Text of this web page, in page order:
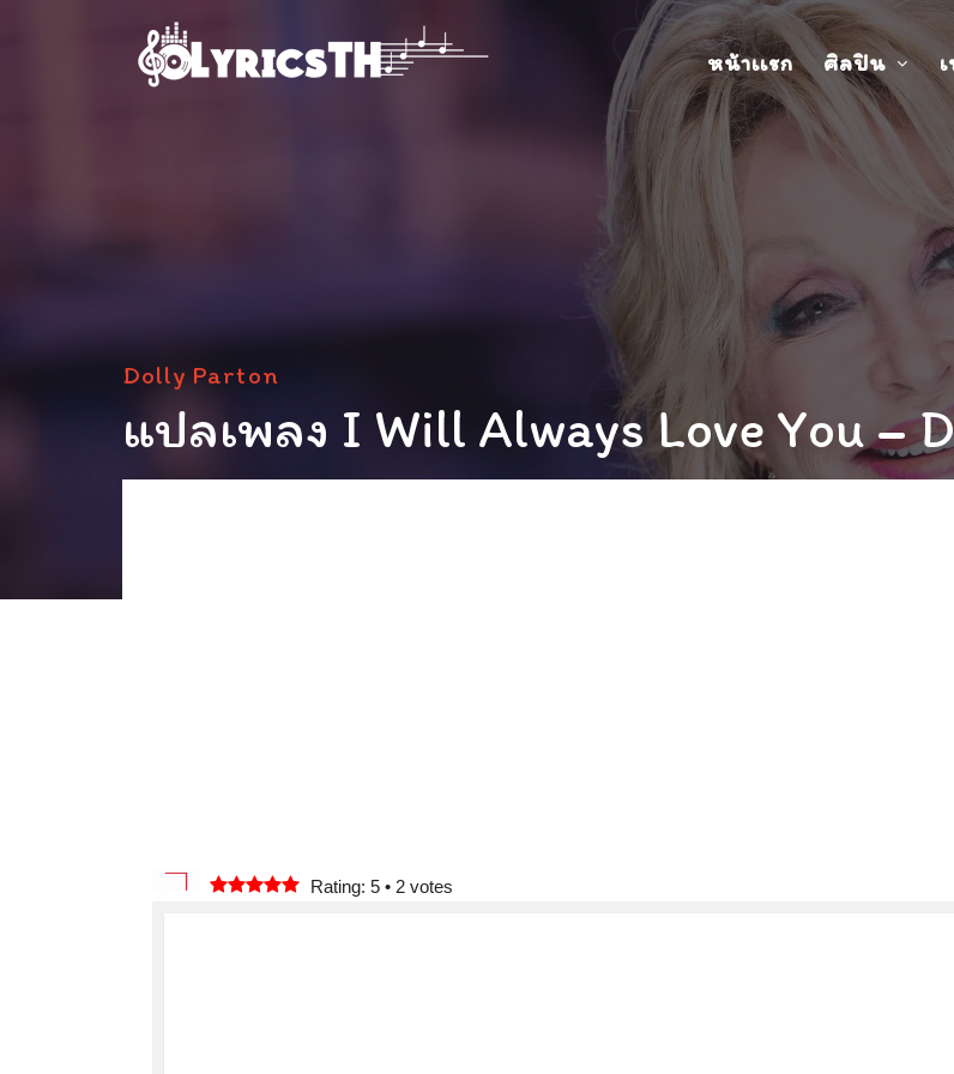
หน้าเเรก ศิลปิน
Dolly Parton
แปลเพลง I Will Always Love You –
Rating: 5 • 2votes